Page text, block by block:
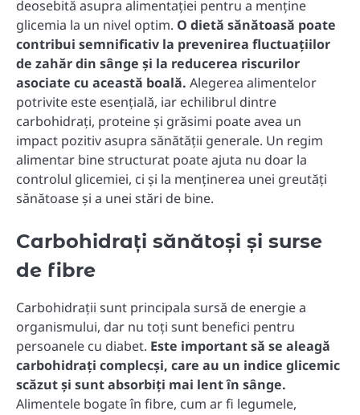
deosebită asupra alimentației pentru a menține
glicemia la un nivel optim. O dietă sănătoasă poate
contribui semnificativ la prevenirea fluctuațiilor
de zahăr din sânge și la reducerea riscurilor
asociate cu această boală. Alegerea alimentelor
potrivite este esențială, iar echilibrul dintre
carbohidrați, proteine și grăsimi poate avea un
impact pozitiv asupra sănătății generale. Un regim
alimentar bine structurat poate ajuta nu doar la
controlul glicemiei, ci și la menținerea unei greutăți
sănătoase și a unei stări de bine.
Carbohidrați sănătoși și surse
de fibre
Carbohidrații sunt principala sursă de energie a
organismului, dar nu toți sunt benefici pentru
persoanele cu diabet. Este important să se aleagă
carbohidrați complecși, care au un indice glicemic
scăzut și sunt absorbiți mai lent în sânge.
Alimentele bogate în fibre, cum ar fi legumele,